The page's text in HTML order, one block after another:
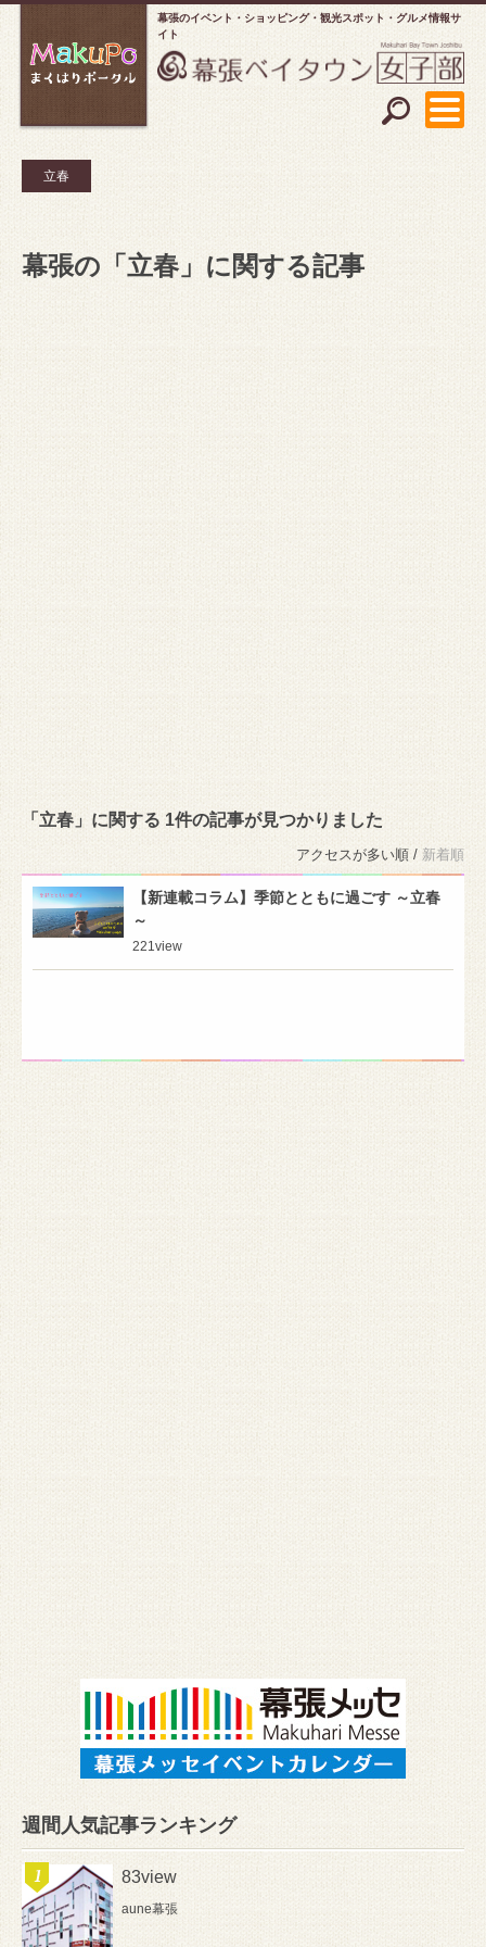
幕張のイベント・ショッピング
観光スポット・グルメ情報サ
イト
立春
幕張の「立春」に関する記事
「立春」に関する 1件の記事が見つかりました
アクセスが多い順 / 新着順
【新連載コラム】季節とともに過ごす ～立春
～
221 view
週間人気記事ランキング
83view
aune幕張